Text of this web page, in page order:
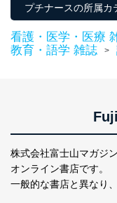
当社が取り扱う
りです。
No
個人情報の種
当社の定期購
ービス等をご利
プチナースの所属カ
看護・医学・医療
教育・語学 雑誌
>
株式会社富士山マガジ
オンライン書店です。
一般的な書店と異なり、